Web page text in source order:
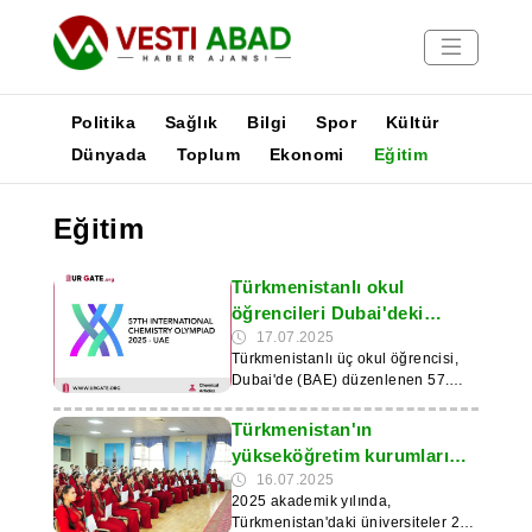
Haberler
Yayınlar
Medya
Politika Sağlık Bilgi Spor
Kültür
Dünyada
Toplum Ekonomi Eğitim
Eğitim
Türkmenistanlı okul
öğrencileri Dubai'deki
Kimya Olimpiyatları'nda
başarılı bir performans
sergiledi
17.07.2025
Türkmenistanlı üç okul öğrencisi,
Dubai'de (BAE) düzenlenen 57.
Olimpiyatları'nda ödül kazandı. Bu
gelişme, Turkmenportal haber
sitesinde yer aldı. Türkmenistanlı
katılımcılar iki gümüş ve bir bronz
madalya kazandı. Gümüş
Türkmenistan'ın
yükseköğretim kurumları
15.000'den fazla mezun
yetiştirdi
16.07.2025
2025 akademik yılında,
Türkmenistan'daki üniversiteler 297